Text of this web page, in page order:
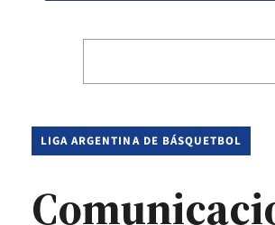
LIGA ARGENTINA DE BÁSQUETBOL